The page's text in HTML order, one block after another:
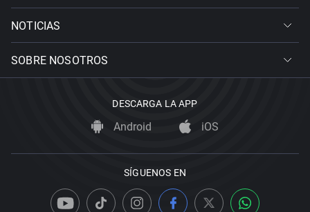
NOTICIAS
SOBRE NOSOTROS
DESCARGA LA APP
Android iOS
SÍGUENOS EN